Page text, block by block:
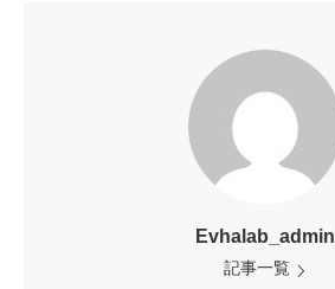
Evhalab_admin
記事一覧